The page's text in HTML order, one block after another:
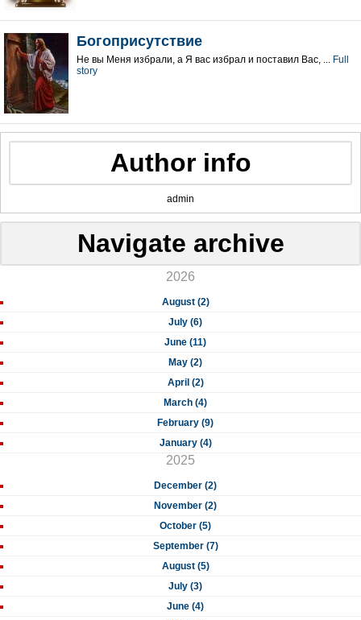
Богоприсутствие
Не вы Меня избрали, а Я вас избрал и поставил Вас, ... Full
story
Author info
admin
Navigate archive
2026
August (2)
July (6)
June (11)
May (2)
April (2)
March (4)
February (9)
January (4)
2025
December (2)
November (2)
October (5)
September (7)
August (5)
July (3)
June (4)